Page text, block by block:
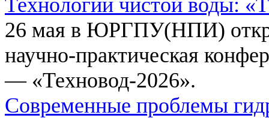
26 мая в ЮРГПУ(НПИ)
научно-практическая
— «Техновод-2026».
Современные проблемы